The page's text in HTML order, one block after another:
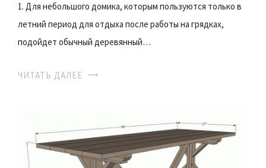
1. Для небольшого домика, которым пользуются только в
летний период для отдыха после работы на грядках,
подойдет обычный деревянный…
ЧИТАТЬ ДАЛЕЕ